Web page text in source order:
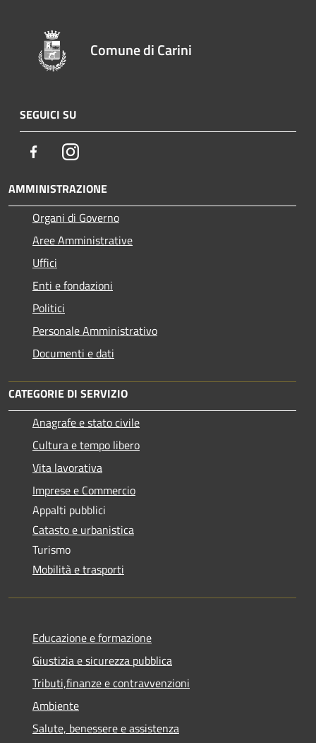
Comune di Carini
SEGUICI SU
FacebookInstagram
AMMINISTRAZIONE
Organi di Governo
Aree Amministrative
Uffici
Enti e fondazioni
Politici
Personale Amministrativo
Documenti e dati
CATEGORIE DI SERVIZIO
Anagrafe e stato civile
Cultura e tempo libero
Vita lavorativa
Imprese e Commercio
Appalti pubblici
Catasto e urbanistica
Turismo
Mobilità e trasporti
Educazione e formazione
Giustizia e sicurezza pubblica
Tributi,finanze e contravvenzioni
Ambiente
Salute, benessere e assistenza